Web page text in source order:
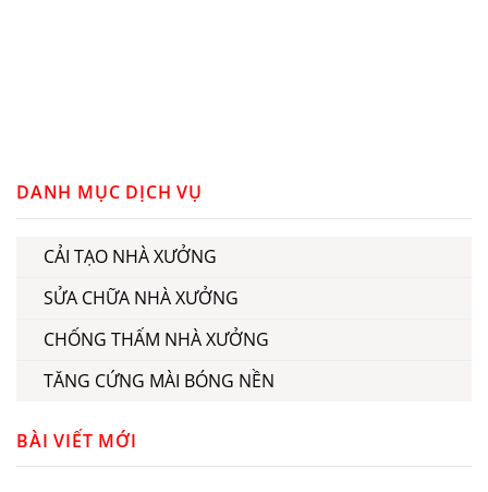
DANH MỤC DỊCH VỤ
CẢI TẠO NHÀ XƯỞNG
SỬA CHỮA NHÀ XƯỞNG
CHỐNG THẤM NHÀ XƯỞNG
TĂNG CỨNG MÀI BÓNG NỀN
BÀI VIẾT MỚI